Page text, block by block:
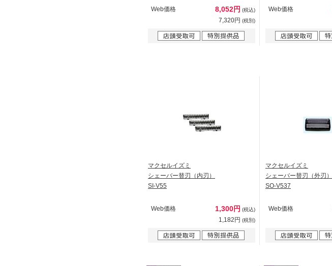
Web価格 8,052円 (税込)
7,320円 (税別)
Web価格
マクセルイズミ
シェーバー替刃（内刃）
SI-V55
Web価格 1,300円 (税込)
1,182円 (税別)
マクセルイズミ
シェーバー替刃（外刃）
SO-V537
Web価格